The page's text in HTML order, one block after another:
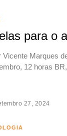
para o
Marques
12 horas
27, 2024